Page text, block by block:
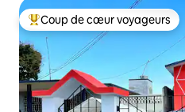
Coups de cœur voyageurs les
Coup de cœur voyageurs